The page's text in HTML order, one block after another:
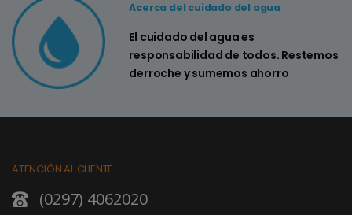
Acerca del cuidado del agua
El cuidado del agua es
responsabilidad de todos. Restemos
derroche y sumemos ahorro
ATENCIÓN AL CLIENTE
(0297) 4062020